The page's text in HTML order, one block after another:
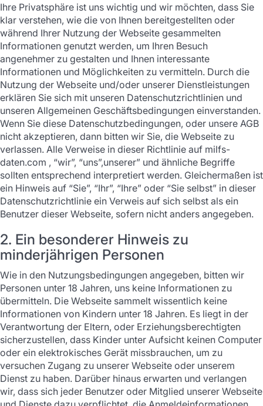
Ihre Privatsphäre ist uns wichtig und wir möchten, dass Sie
klar verstehen, wie die von Ihnen bereitgestellten oder
während Ihrer Nutzung der Webseite gesammelten
Informationen genutzt werden, um Ihren Besuch
angenehmer zu gestalten und Ihnen interessante
Informationen und Möglichkeiten zu vermitteln. Durch die
Nutzung der Webseite und/oder unserer Dienstleistungen
erklären Sie sich mit unseren Datenschutzrichtlinien und
unseren Allgemeinen Geschäftsbedingungen einverstanden.
Wenn Sie diese Datenschutzbedingungen, oder unsere AGB
nicht akzeptieren, dann bitten wir Sie, die Webseite zu
verlassen. Alle Verweise in dieser Richtlinie auf milfs-
daten.com , “wir”, “uns”,unserer” und ähnliche Begriffe
sollten entsprechend interpretiert werden. Gleichermaßen ist
ein Hinweis auf “Sie”, “Ihr”, “Ihre” oder “Sie selbst” in dieser
Datenschutzrichtlinie ein Verweis auf sich selbst als ein
Benutzer dieser Webseite, sofern nicht anders angegeben.
2. Ein besonderer Hinweis zu
minderjährigen Personen
Wie in den Nutzungsbedingungen angegeben, bitten wir
Personen unter 18 Jahren, uns keine Informationen zu
übermitteln. Die Webseite sammelt wissentlich keine
Informationen von Kindern unter 18 Jahren. Es liegt in der
Verantwortung der Eltern, oder Erziehungsberechtigten
sicherzustellen, dass Kinder unter Aufsicht keinen Computer
oder ein elektrokisches Gerät missbrauchen, um zu
versuchen Zugang zu unserer Webseite oder unserem
Dienst zu haben. Darüber hinaus erwarten und verlangen
wir, dass sich jeder Benutzer oder Mitglied unserer Webseite